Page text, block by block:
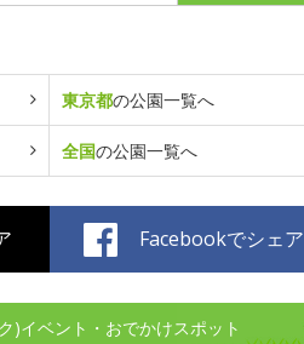
東京都の公園一覧へ
全国の公園一覧へ
Facebookでシェア
)イベント・おでかけスポット